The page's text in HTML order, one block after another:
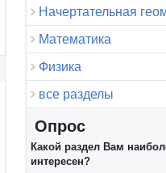
Начертательная
Математика
Физика
все разделы
Опрос
Какой раздел Вам
интересен?